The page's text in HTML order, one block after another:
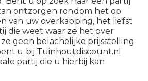
ontzorgen rondom het op
van uw overkapping, het liefst
die weet waar ze het over
geen belachelijke prijsstelling
u bij Tuinhoutdiscount.nl
partij die u hierbij kan